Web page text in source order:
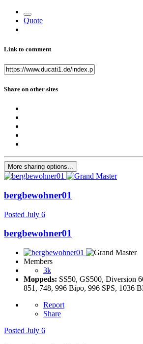
Quote
Link to comment
Share on other sites
More sharing options...
bergbewohner01
Posted July 6
bergbewohner01
Members
3k
Moppeds: SS50, GS500, Diversion
851, 748, 996 Bipo, 996 SPS, 1036
Report
Share
Posted July 6